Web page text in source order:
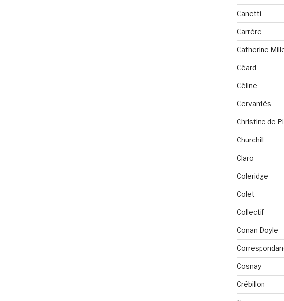
Canetti
Carrère
Catherine
Céard
Céline
Cervantès
Christine de
Churchill
Claro
Coleridge
Colet
Collectif
Conan Doyle
Cosnay
Crébillon